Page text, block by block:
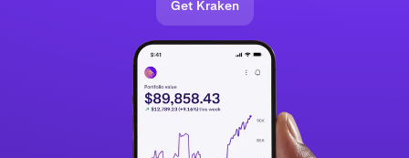
disminuir los rendimientos generales.
Get Kraken